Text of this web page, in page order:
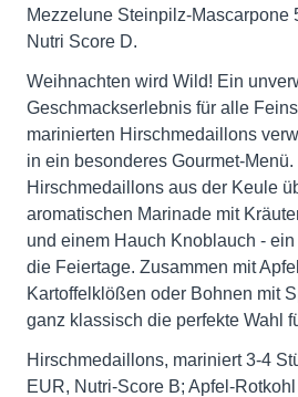
Mezzelune Steinpilz-Mascarpone
Nutri Score D.
Weihnachten wird Wild! Ein
Geschmackserlebnis für alle
marinierten Hirschmedaillons
in ein besonderes Gourmet-Menü.
Hirschmedaillons aus der Keule
aromatischen Marinade mit
und einem Hauch Knoblauch -
die Feiertage. Zusammen mit
Kartoffelklößen oder Bohnen mit
ganz klassisch die perfekte Wahl
Hirschmedaillons, mariniert 3-4
EUR, Nutri-Score B; Apfel-